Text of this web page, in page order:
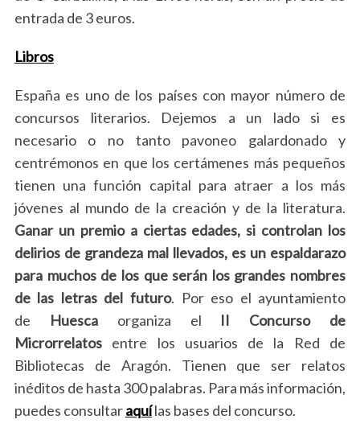
entrada de 3 euros.
Libros
España es uno de los países con mayor número de
concursos literarios. Dejemos a un lado si es
necesario o no tanto pavoneo galardonado y
centrémonos en que los certámenes más pequeños
tienen una función capital para atraer a los más
jóvenes al mundo de la creación y de la literatura.
Ganar un premio a ciertas edades, si controlan los
delirios de grandeza mal llevados, es un espaldarazo
para muchos de los que serán los grandes nombres
de las letras del futuro. Por eso el ayuntamiento
de
Huescaorganiza el II Concurso de
Microrrelatosentre los usuarios de la Red de
Bibliotecas de Aragón. Tienen que ser relatos
inéditos de hasta 300 palabras. Para más información,
puedes consultaraquílas bases del concurso.